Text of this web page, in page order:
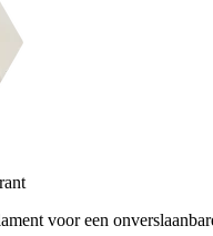
voor een